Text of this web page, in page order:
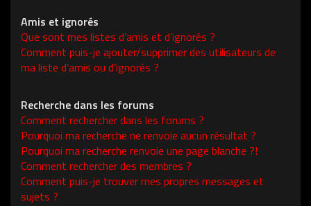
Amis et ignorés
Que sont mes listes d’amis et d’ignorés ?
Comment puis-je ajouter/supprimer des utilisateurs de
ma liste d’amis ou d’ignorés ?
Recherche dans les forums
Comment rechercher dans les forums ?
Pourquoi ma recherche ne renvoie aucun résultat ?
Pourquoi ma recherche renvoie une page blanche ?!
Comment rechercher des membres ?
Comment puis-je trouver mes propres messages et
sujets ?